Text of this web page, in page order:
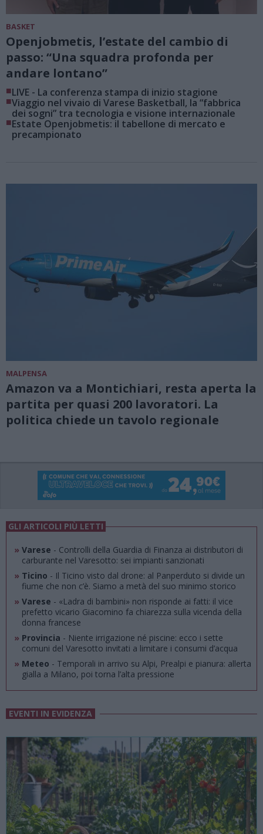
BASKET
Openjobmetis, l’estate del cambio di
passo: “Una squadra profonda per
andare lontano”
■LIVE - La conferenza stampa di inizio stagione
■Viaggio nel vivaio di Varese Basketball, la “fabbrica
dei sogni” tra tecnologia e visione internazionale
■Estate Openjobmetis: il tabellone di mercato e
precampionato
MALPENSA
Amazon va a Montichiari, resta aperta la
partita per quasi 200 lavoratori. La
politica chiede un tavolo regionale
GLI ARTICOLI PIÙ LETTI
» Varese - Controlli della Guardia di Finanza ai distributori di
carburante nel Varesotto: sei impianti sanzionati
» Ticino - Il Ticino visto dal drone: al Panperduto si divide un
fiume che non c’è. Siamo a metà del suo minimo storico
» Varese - «Ladra di bambini» non risponde ai fatti: il vice
prefetto vicario Giacomino fa chiarezza sulla vicenda della
donna francese
» Provincia - Niente irrigazione né piscine: ecco i sette
comuni del Varesotto invitati a limitare i consumi d’acqua
» Meteo - Temporali in arrivo su Alpi, Prealpi e pianura: allerta
gialla a Milano, poi torna l’alta pressione
EVENTI IN EVIDENZA